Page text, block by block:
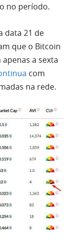
no período.
data 21 de
que o Bitcoin
a sexta
com
na rede.